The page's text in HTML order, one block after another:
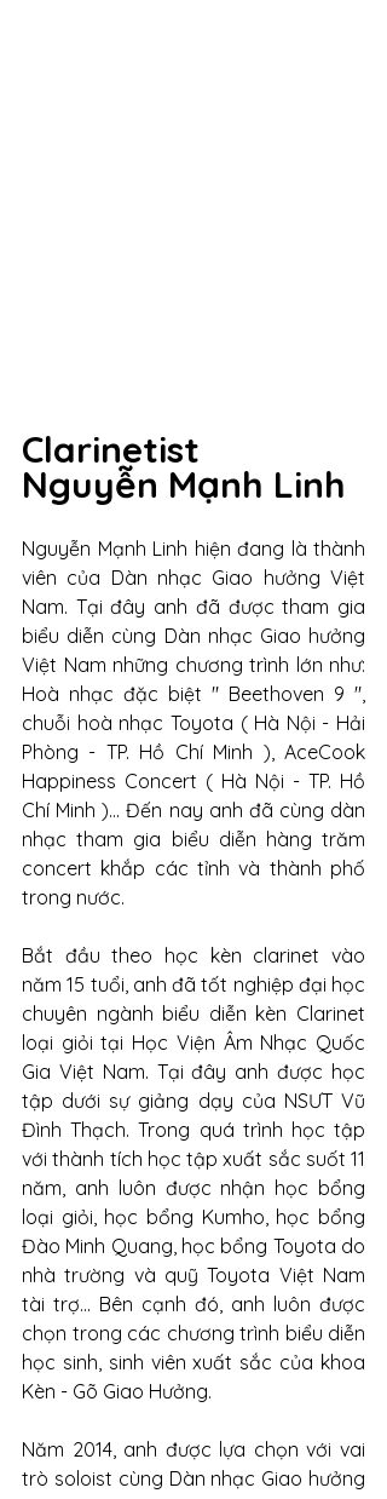
Clarinetist
Nguyễn Mạnh Linh
Nguyễn Mạnh Linh hiện đang là thành
viên của Dàn nhạc Giao hưởng Việt
Nam. Tại đây anh đã được tham gia
biểu diễn cùng Dàn nhạc Giao hưởng
Việt Nam những chương trình lớn như:
Hoà nhạc đặc biệt " Beethoven 9 ",
chuỗi hoà nhạc Toyota ( Hà Nội - Hải
Phòng - TP. Hồ Chí Minh ), AceCook
Happiness Concert ( Hà Nội - TP. Hồ
Chí Minh )... Đến nay anh đã cùng dàn
nhạc tham gia biểu diễn hàng trăm
concert khắp các tỉnh và thành phố
trong nước.
Bắt đầu theo học kèn clarinet vào
năm 15 tuổi, anh đã tốt nghiệp đại học
chuyên ngành biểu diễn kèn Clarinet
loại giỏi tại Học Viện Âm Nhạc Quốc
Gia Việt Nam. Tại đây anh được học
tập dưới sự giảng dạy của NSƯT Vũ
Đình Thạch. Trong quá trình học tập
với thành tích học tập xuất sắc suốt 11
năm, anh luôn được nhận học bổng
loại giỏi, học bổng Kumho, học bổng
Đào Minh Quang, học bổng Toyota do
nhà trường và quỹ Toyota Việt Nam
tài trợ... Bên cạnh đó, anh luôn được
chọn trong các chương trình biểu diễn
học sinh, sinh viên xuất sắc của khoa
Kèn - Gõ Giao Hưởng.
Năm 2014, anh được lựa chọn với vai
trò soloist cùng Dàn nhạc Giao hưởng